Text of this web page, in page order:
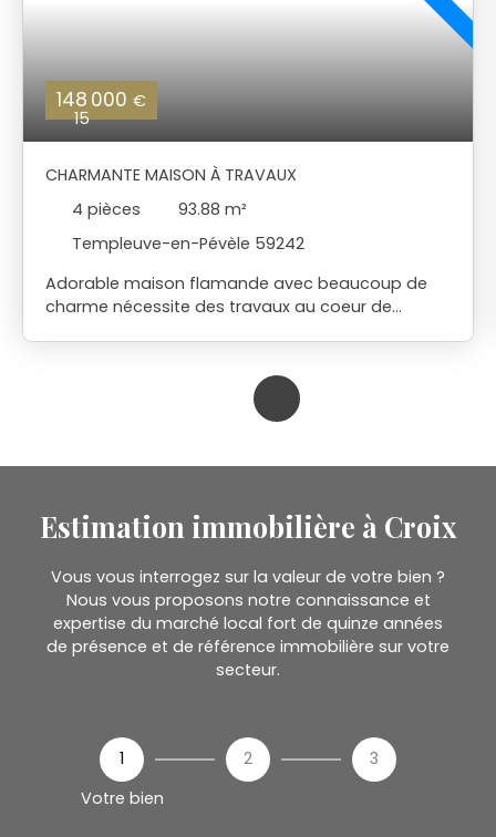
148 000 €
15
CHARMANTE MAISON À TRAVAUX
4 pièces 93.88 m²
Templeuve-en-Pévèle 59242
Adorable maison flamande avec beaucoup de
charme nécessite des travaux au coeur de
WC et possibilité de chambre au rez-de-
chaussée A l 'étage possibilité de 2 petites
chambres et une mezzanine Jardin au calme et à
nous pour une visite
Estimation immobilière à Croix
Vous vous interrogez sur la valeur de votre bien ?
Nous vous proposons notre connaissance et
expertise du marché local fort de quinze années
de présence et de référence immobilière sur votre
secteur.
1
Votre bien
2 3